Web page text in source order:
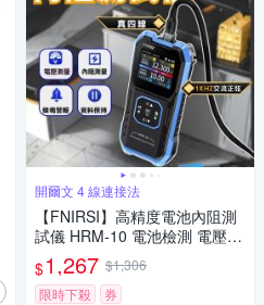
開爾文 4 線連接法
【FNIRSI】高精度電池內阻測
試儀 HRM-10 電池檢測 電壓
電池健康 開爾文 真四線 汽車電
瓶 鋰電池 鉛酸電池
$1,267 $1,306
限時下殺
券